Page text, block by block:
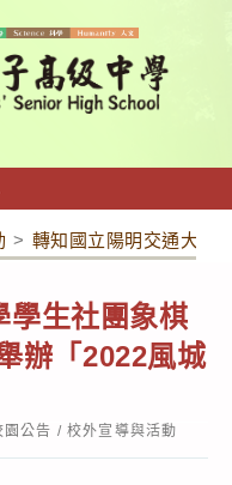
> 轉知國立陽明交通大學
學生社團象棋
辦「2022風城
園公告 / 校外宣導與活動